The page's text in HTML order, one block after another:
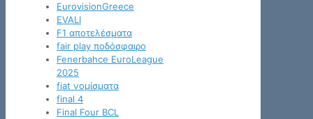
EurovisionGreece
EVALI
F1 αποτελέσματα
fair play ποδόσφαιρο
Fenerbahce EuroLeague
2025
fiat νομίσματα
final 4
Final Four BCL